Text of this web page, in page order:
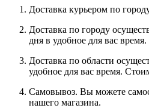
Доставка курьером по
Доставка по городу
дня в удобное для вас время.
Доставка по области
удобное для вас время.
Самовывоз. Вы можете
нашего магазина.